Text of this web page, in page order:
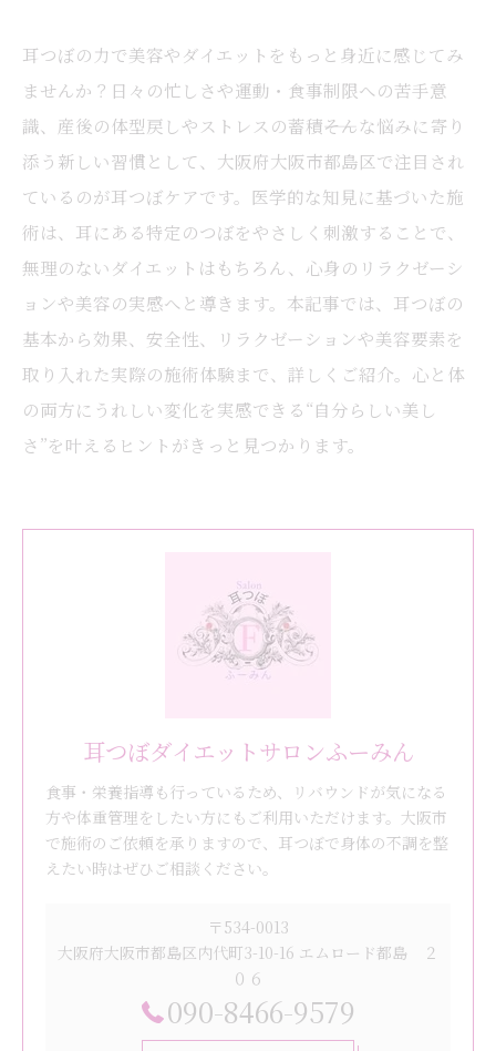
耳つぼの力で美容やダイエットをもっと身近に感じてみ
ませんか？日々の忙しさや運動・食事制限への苦手意
識、産後の体型戻しやストレスの蓄積――そんな悩みに寄り
添う新しい習慣として、大阪府大阪市都島区で注目され
ているのが耳つぼケアです。医学的な知見に基づいた施
術は、耳にある特定のつぼをやさしく刺激することで、
無理のないダイエットはもちろん、心身のリラクゼーシ
ョンや美容の実感へと導きます。本記事では、耳つぼの
基本から効果、安全性、リラクゼーションや美容要素を
取り入れた実際の施術体験まで、詳しくご紹介。心と体
の両方にうれしい変化を実感できる“自分らしい美し
さ”を叶えるヒントがきっと見つかります。
耳つぼダイエットサロンふーみん
食事・栄養指導も行っているため、リバウンドが気になる
方や体重管理をしたい方にもご利用いただけます。大阪市
で施術のご依頼を承りますので、耳つぼで身体の不調を整
えたい時はぜひご相談ください。
〒534-0013
大阪府大阪市都島区内代町3-10-16 エムロード都島 ２
０６
090-8466-9579